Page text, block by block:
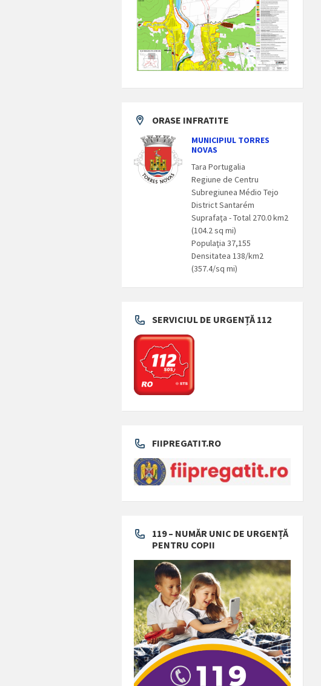
ORASE INFRATITE
MUNICIPIUL TORRES
NOVAS
Tara Portugalia
Regiune de Centru
Subregiunea Médio Tejo
District Santarém
Suprafaţa - Total 270.0 km2
(104.2 sq mi)
Populaţia 37,155
Densitatea 138/km2
(357.4/sq mi)
SERVICIUL DE URGENȚĂ 112
FIIPREGATIT.RO
119 – NUMĂR UNIC DE URGENȚĂ
PENTRU COPII